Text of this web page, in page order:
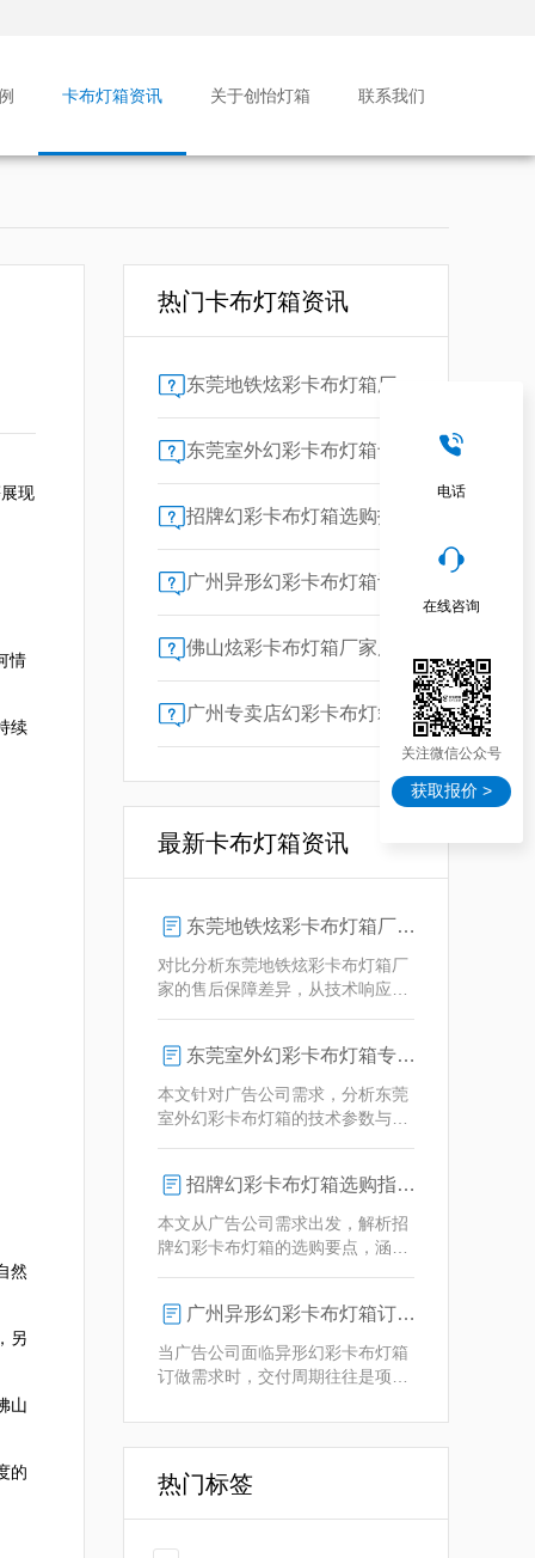
卡布灯箱资讯 关于创怡灯箱 联系我们
现
情
续
然
另
山
的
热门卡布灯箱资讯
广州专卖店幻彩卡布灯箱选购指南：一位广告总监的售后保障启示录
最新卡布灯箱资讯
东莞地铁炫彩卡布灯箱厂家售后保障对比指南：广告公司选型核心要素解析
对比分析东莞地铁炫彩卡布灯箱厂
家的售后保障差异，从技术响应、
在动态效果与全天候耐用性上的专
业解决方案。
东莞室外幻彩卡布灯箱专业供应商技术解析
本文针对广告公司需求，分析东莞
室外幻彩卡布灯箱的技术参数与定
招牌幻彩卡布灯箱选购指南：广州广告公司专业视角
本文从广告公司需求出发，解析招
牌幻彩卡布灯箱的选购要点，涵盖
户提供专业解决方案。
广州异形幻彩卡布灯箱订做：广告人必看的交付周期决策指南
当广告公司面临异形幻彩卡布灯箱
订做需求时，交付周期往往是项目
过技术预配与柔性生产体系，将定
制周期压缩至行业领先水平？
热门标签
电话
在线咨询
关注微信公众号
获取报价 >